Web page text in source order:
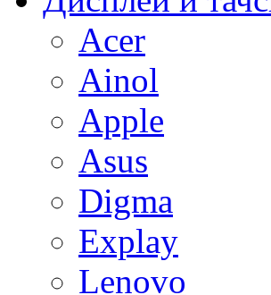
Acer
Ainol
Apple
Asus
Digma
Explay
Lenovo